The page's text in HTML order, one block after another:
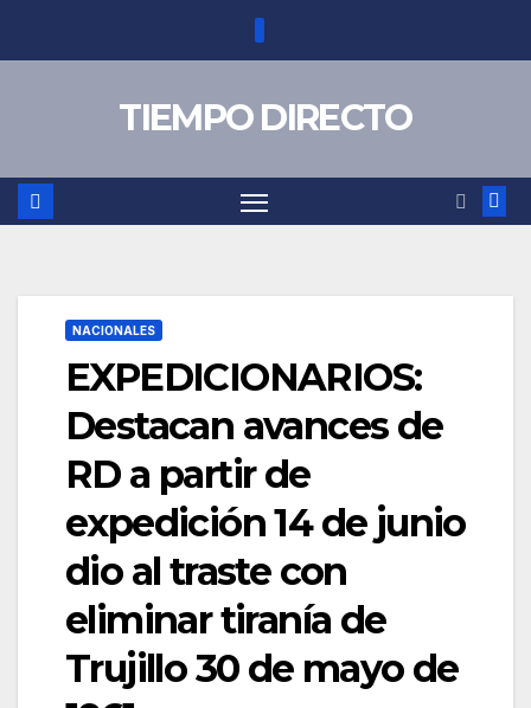
TIEMPO DIRECTO
NACIONALES
EXPEDICIONARIOS:
Destacan avances de
RD a partir de
expedición 14 de junio
dio al traste con
eliminar tiranía de
Trujillo 30 de mayo de